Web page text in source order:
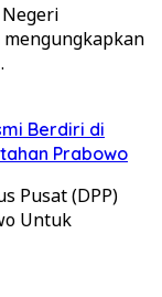
Berdiri di
Prabowo
Pusat (DPP)
Untuk